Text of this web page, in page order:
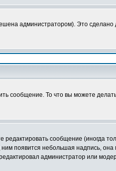
администратором). Это сделано
сообщение. То что вы можете
сообщение (иногда
появится небольшая надпись, она
администратор или